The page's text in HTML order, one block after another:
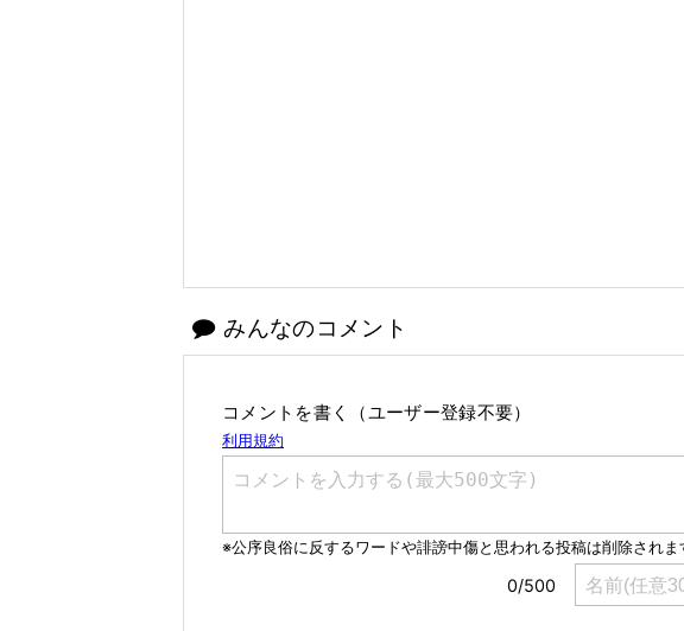
みんなのコメント
コメントを書く（ユーザー登録不要）